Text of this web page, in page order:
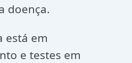
doença.
está em
e testes em